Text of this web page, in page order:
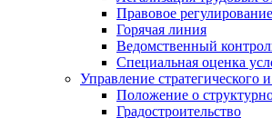
Правовое
Горячая линия
Ведомственный
Специальная оценка
Управление стратегического
Положение о
Градостроительство